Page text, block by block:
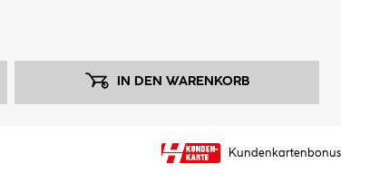
IN DEN WARENKORB
Kundenkartenbonus